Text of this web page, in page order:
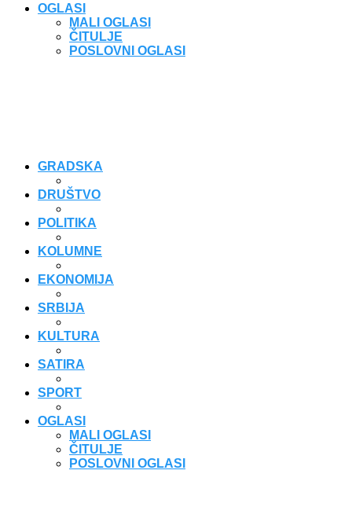
OGLASI
MALI OGLASI
ČITULJE
POSLOVNI OGLASI
GRADSKA
DRUŠTVO
POLITIKA
KOLUMNE
EKONOMIJA
SRBIJA
KULTURA
SATIRA
SPORT
OGLASI
MALI OGLASI
ČITULJE
POSLOVNI OGLASI